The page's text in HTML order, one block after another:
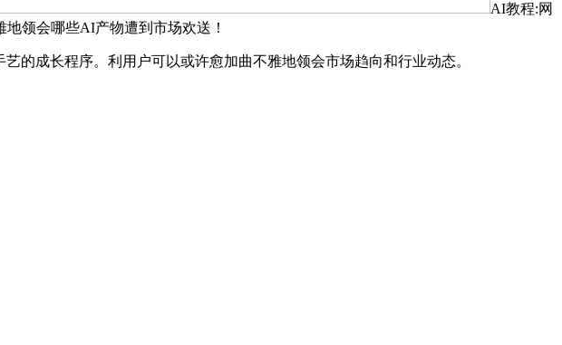
AI教程:网
领会哪些AI产物遭到市场欢送！
成长程序。利用户可以或许愈加曲不雅地领会市场趋向和行业动态。